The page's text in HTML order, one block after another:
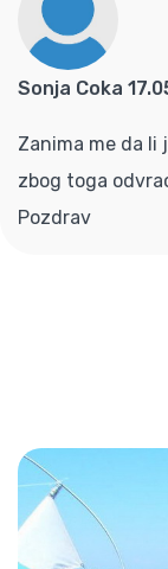
Sonja Coka
Zanima me da li
zbog toga
Pozdrav